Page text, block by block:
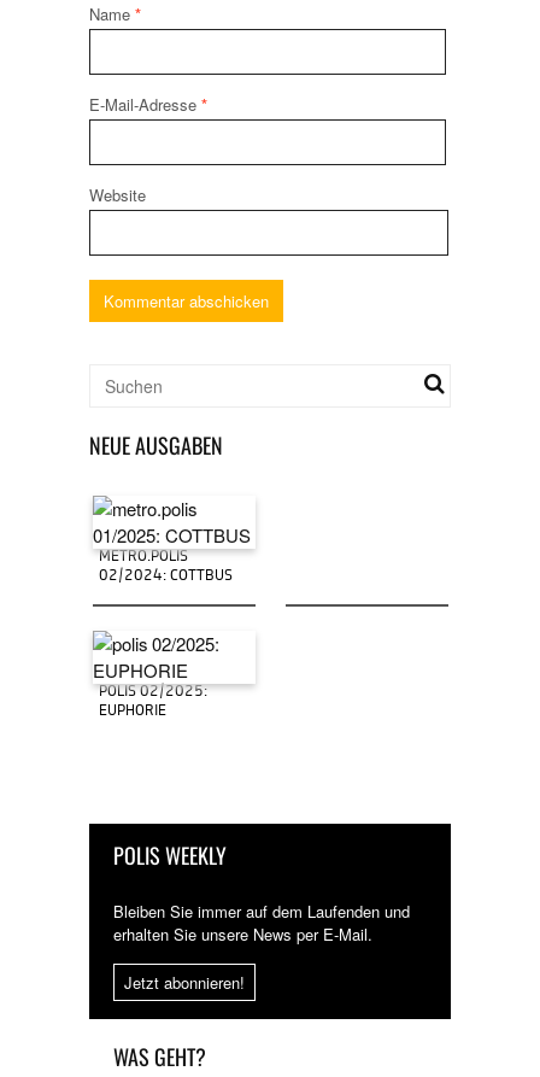
Name *
E-Mail-Adresse *
Website
NEUE AUSGABEN
METRO.POLIS
02/2024: COTTBUS
POLIS 02/2025:
EUPHORIE
POLIS WEEKLY
Bleiben Sie immer auf dem Laufenden und
erhalten Sie unsere News per E-Mail.
Jetzt abonnieren!
WAS GEHT?